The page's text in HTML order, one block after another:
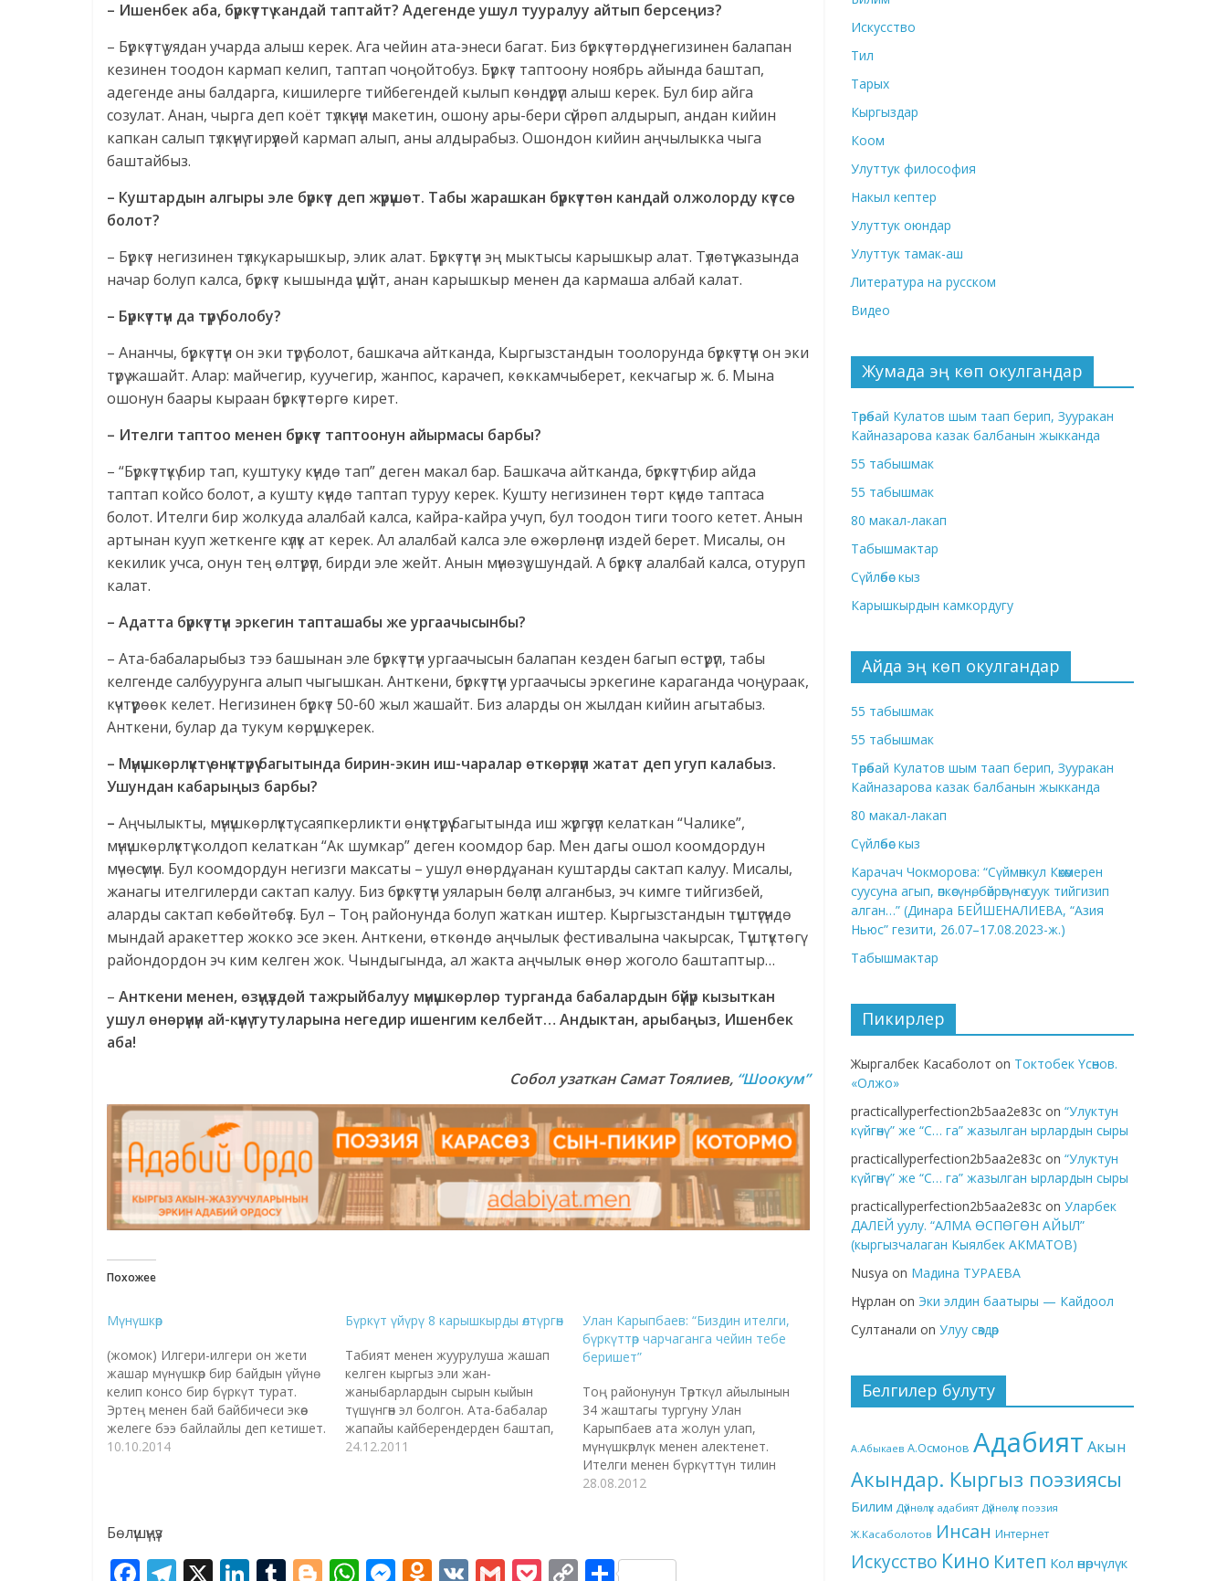
– Ишенбек аба, бүркүттү кандай таптайт? Адегенде ушул тууралуу айтып берсеңиз?
– Бүркүттү уядан учарда алыш керек. Ага чейин ата-энеси багат. Биз бүркүттөрдү негизинен балапан
кезинен тоодон кармап келип, таптап чоңойтобуз. Бүркүт таптоону ноябрь айында баштап,
адегенде аны балдарга, кишилерге тийбегендей кылып көндүрүп алыш керек. Бул бир айга
созулат. Анан, чырга деп коёт түлкүнүн макетин, ошону ары-бери сүйрөп алдырып, андан кийин
капкан салып түлкүнү тирүүлөй кармап алып, аны алдырабыз. Ошондон кийин аңчылыкка чыга
баштайбыз.
– Куштардын алгыры эле бүркүт деп жүрүшөт. Табы жарашкан бүркүттөн кандай олжолорду күтсө
болот?
– Бүркүт негизинен түлкү, карышкыр, элик алат. Бүркүттүн эң мыктысы карышкыр алат. Түлөтүү жазында
начар болуп калса, бүркүт кышында үшүйт, анан карышкыр менен да кармаша албай калат.
– Бүркүттүн да түрү болобу?
– Ананчы, бүркүттүн он эки түрү болот, башкача айтканда, Кыргызстандын тоолорунда бүркүттүн он эки
түрү жашайт. Алар: майчегир, куучегир, жанпос, карачеп, көккамчыберет, кекчагыр ж. б. Мына
ошонун баары кыраан бүркүттөргө кирет.
– Ителги таптоо менен бүркүт таптоонун айырмасы барбы?
– “Бүркүттүкү бир тап, куштуку күндө тап” деген макал бар. Башкача айтканда, бүркүттү бир айда
таптап койсо болот, а кушту күндө таптап туруу керек. Кушту негизинен төрт күндө таптаса
болот. Ителги бир жолкуда алалбай калса, кайра-кайра учуп, бул тоодон тиги тоого кетет. Анын
артынан кууп жеткенге күлүк ат керек. Ал алалбай калса эле өжөрлөнүп издей берет. Мисалы, он
кекилик учса, онун тең өлтүрүп, бирди эле жейт. Анын мүнөзү ушундай. А бүркүт алалбай калса, отуруп
калат.
– Адатта бүркүттүн эркегин тапташабы же ургаачысынбы?
– Ата-бабаларыбыз тээ башынан эле бүркүттүн ургаачысын балапан кезден багып өстүрүп, табы
келгенде салбуурунга алып чыгышкан. Анткени, бүркүттүн ургаачысы эркегине караганда чоңураак,
күчтүүрөөк келет. Негизинен бүркүт 50-60 жыл жашайт. Биз аларды он жылдан кийин агытабыз.
Анткени, булар да тукум көрүшү керек.
– Мүнүшкөрлүктү өнүктүрүү багытында бирин-экин иш-чаралар өткөрүлүп жатат деп угуп калабыз.
Ушундан кабарыңыз барбы?
– Аңчылыкты, мүнүшкөрлүктү, саяпкерликти өнүктүрүү багытында иш жүргүзүп келаткан “Чалике”,
мүнүшкөрлүктү колдоп келаткан “Ак шумкар” деген коомдор бар. Мен дагы ошол коомдордун
мүчөсүмүн. Бул коомдордун негизги максаты – ушул өнөрдү, анан куштарды сактап калуу. Мисалы,
жанагы ителгилерди сактап калуу. Биз бүркүттүн уяларын бөлүп алганбыз, эч кимге тийгизбей,
аларды сактап көбөйтөбүз. Бул – Тоң районунда болуп жаткан иштер. Кыргызстандын түштүгүндө
мындай аракеттер жокко эсе экен. Анткени, өткөндө аңчылык фестивалына чакырсак, Түштүктөгү
райондордон эч ким келген жок. Чындыгында, ал жакта аңчылык өнөр жоголо баштаптыр…
– Анткени менен, өзүңүздөй тажрыйбалуу мүнүшкөрлөр турганда бабалардын бүйүр кызыткан
ушул өнөрүнүн ай-күнү тутуларына негедир ишенгим келбейт… Андыктан, арыбаңыз, Ишенбек
аба!
Собол узаткан Самат Тоялиев, “Шоокум”
Похожее
Мүнүшкөр
(жомок) Илгери-илгери он жети
жашар мүнүшкөр бир байдын үйүнө
келип консо бир бүркүт турат.
Эртең менен бай байбичеси экөө
желеге бээ байлайлы деп кетишет.
Бала бүркүткө карап: -Кайран асыл,
конок бала бүркүттү…
10.10.2014
Бүркүт үйүрү 8 карышкырды өлтүргөн
Табият менен жуурулуша жашап
келген кыргыз эли жан-
жаныбарлардын сырын кыйын
түшүнгөн эл болгон. Ата-бабалар
жапайы кайберендерден баштап,
канаттууларды, майда жапайы
учурунда гана тузак салган.
Азыркы сөз кыла турганыбыз -
24.12.2011
Улан Карыпбаев: “Биздин ителги,
бүркүттөр чарчаганга чейин тебе
беришет”
Тоң районунун Төрткүл айылынын
34 жаштагы тургуну Улан
Карыпбаев ата жолун улап,
мүнүшкөрлүк менен алектенет.
Ителги менен бүркүттүн тилин
билген Улан мырза өз өнөрүнүн сыры
башка болот. Кыргыздар
"бүркүттүкү он тап, ителгиники
28.08.2012
Бөлүшүңүз
F T X Li T Bl W M O V G P C S
Искусство
Тил
Тарых
Кыргыздар
Коом
Улуттук философия
Накыл кептер
Улуттук оюндар
Улуттук тамак-аш
Литература на русском
Видео
Жумада эң көп окулгандар
Төрөбай Кулатов шым таап берип, Зууракан
Кайназарова казак балбанын жыкканда
55 табышмак
55 табышмак
80 макал-лакап
Табышмактар
Сүйлөбөс кыз
Карышкырдын камкордугу
Айда эң көп окулгандар
55 табышмак
55 табышмак
Төрөбай Кулатов шым таап берип, Зууракан
Кайназарова казак балбанын жыкканда
80 макал-лакап
Сүйлөбөс кыз
Карачач Чокморова: “Сүймөнкул Көкөмерен
суусуна агып, өпкөсүнө, бөйрөгүнө суук тийгизип
алган…” (Динара БЕЙШЕНАЛИЕВА, “Азия
Ньюс” гезити, 26.07–17.08.2023-ж.)
Табышмактар
Пикирлер
Жыргалбек Касаболот on Токтобек Үсөнов.
«Олжо»
practicallyperfection2b5aa2e83c on “Улуктун
күйгөнү” же “С… га” жазылган ырлардын сыры
practicallyperfection2b5aa2e83c on “Улуктун
күйгөнү” же “С… га” жазылган ырлардын сыры
practicallyperfection2b5aa2e83c on Уларбек
ДАЛЕЙ уулу. “АЛМА ӨСПӨГӨН АЙЫЛ”
(кыргызчалаган Кыялбек АКМАТОВ)
Nusya on Мадина ТУРАЕВА
Нұрлан on Эки элдин баатыры — Кайдоол
Султанали on Улуу сөздөр
Белгилер булуту
А.Абыкаев А.Осмонов Адабият Акын
Акындар. Кыргыз поэзиясы
Билим Дүйнөлүк адабият Дүйнөлүк поэзия
Ж.Касаболотов Инсан Интернет
Искусство Кино Китеп Кол өнөрчүлүк